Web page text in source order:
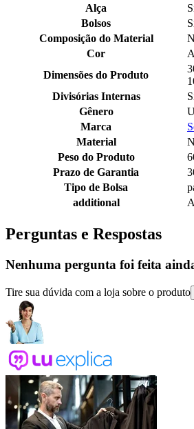
Alça
Bolsos
Composição do Material
Cor
Dimensões do Produto
Divisórias Internas
Gênero
Marca
Material
Peso do Produto
Prazo de Garantia
Tipo de Bolsa
additional
Perguntas e Respostas
Nenhuma pergunta foi feita
Tire sua dúvida com a loja sobre o produto